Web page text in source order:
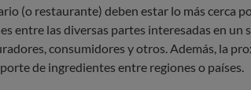
(o restaurante) deben estar lo más cerca
entre las diversas partes interesadas en un
consumidores y otros. Además, la
de ingredientes entre regiones o países.